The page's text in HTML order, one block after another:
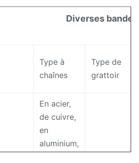
Diverses
Type à
chaînes
Type de
grattoir
En acier,
de cuivre,
en
aluminium,